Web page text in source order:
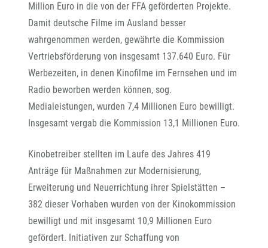
Million Euro in die von der FFA geförderten Projekte.
Damit deutsche Filme im Ausland besser
wahrgenommen werden, gewährte die Kommission
Vertriebsförderung von insgesamt 137.640 Euro. Für
Werbezeiten, in denen Kinofilme im Fernsehen und im
Radio beworben werden können, sog.
Medialeistungen, wurden 7,4 Millionen Euro bewilligt.
Insgesamt vergab die Kommission 13,1 Millionen Euro.
Kinobetreiber stellten im Laufe des Jahres 419
Anträge für Maßnahmen zur Modernisierung,
Erweiterung und Neuerrichtung ihrer Spielstätten –
382 dieser Vorhaben wurden von der Kinokommission
bewilligt und mit insgesamt 10,9 Millionen Euro
gefördert. Initiativen zur Schaffung von